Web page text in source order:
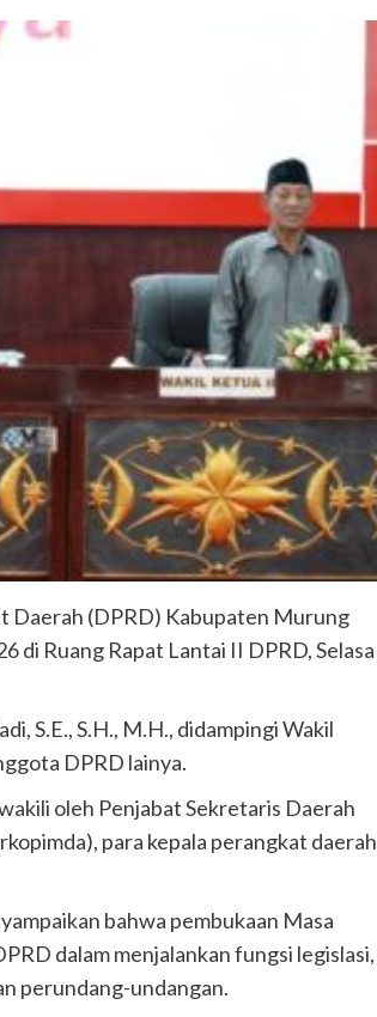
Daerah (DPRD) Kabupaten Murung
di Ruang Rapat Lantai II DPRD, Selasa
S.E., S.H., M.H., didampingi Wakil
DPRD lainya.
oleh Penjabat Sekretaris Daerah
para kepala perangkat daerah
bahwa pembukaan Masa
dalam menjalankan fungsi legislasi,
perundang-undangan.